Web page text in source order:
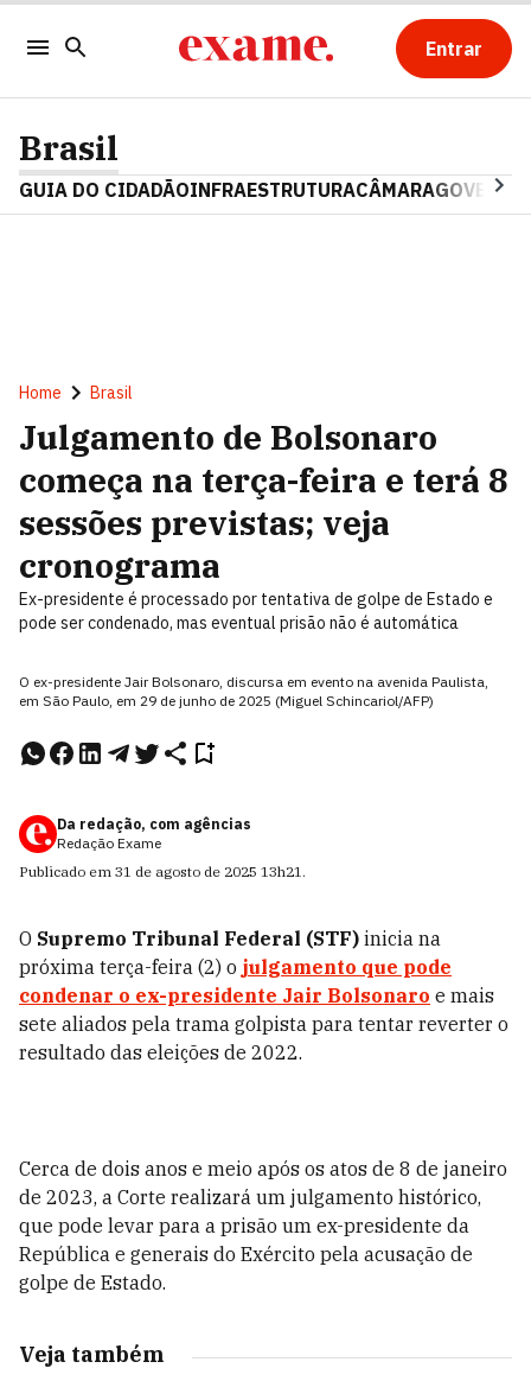
Entrar
Brasil
GUIA DO CIDADÃOINFRAESTRUTURACÂMARAGOVERNO
Home Brasil
Julgamento de Bolsonaro
começa na terça-feira e terá 8
sessões previstas; veja
cronograma
Ex-presidente é processado por tentativa de golpe de Estado e
pode ser condenado, mas eventual prisão não é automática
O ex-presidente Jair Bolsonaro, discursa em evento na avenida Paulista,
em São Paulo, em 29 de junho de 2025 (Miguel Schincariol/AFP)
Da redação, com agências
Redação Exame
Publicado em 31 de agosto de 2025 13h21.
O Supremo Tribunal Federal (STF) inicia na
próxima terça-feira (2) o julgamento que pode
condenar o ex-presidente Jair Bolsonaro e mais
sete aliados pela trama golpista para tentar reverter o
resultado das eleições de 2022.
Cerca de dois anos e meio após os atos de 8 de janeiro
de 2023, a Corte realizará um julgamento histórico,
que pode levar para a prisão um ex-presidente da
República e generais do Exército pela acusação de
golpe de Estado.
Veja também